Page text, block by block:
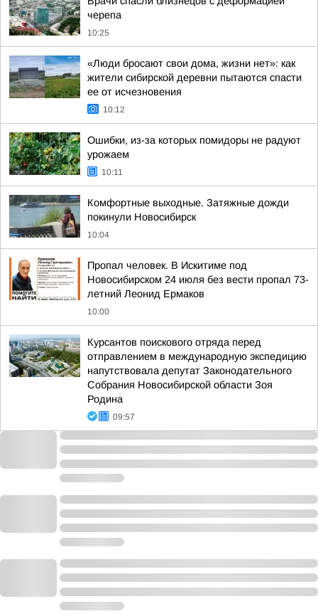
черепа
10:25
«Люди бросают свои дома, жизни нет»: как
жители сибирской деревни пытаются спасти
ее от исчезновения
10:12
Ошибки, из-за которых помидоры не радуют
урожаем
10:11
Комфортные выходные. Затяжные дожди
покинули Новосибирск
10:04
Пропал человек. В Искитиме под
Новосибирском 24 июля без вести пропал 73-
летний Леонид Ермаков
10:00
Курсантов поискового отряда перед
отправлением в международную экспедицию
напутствовала депутат Законодательного
Собрания Новосибирской области Зоя
Родина
09:57